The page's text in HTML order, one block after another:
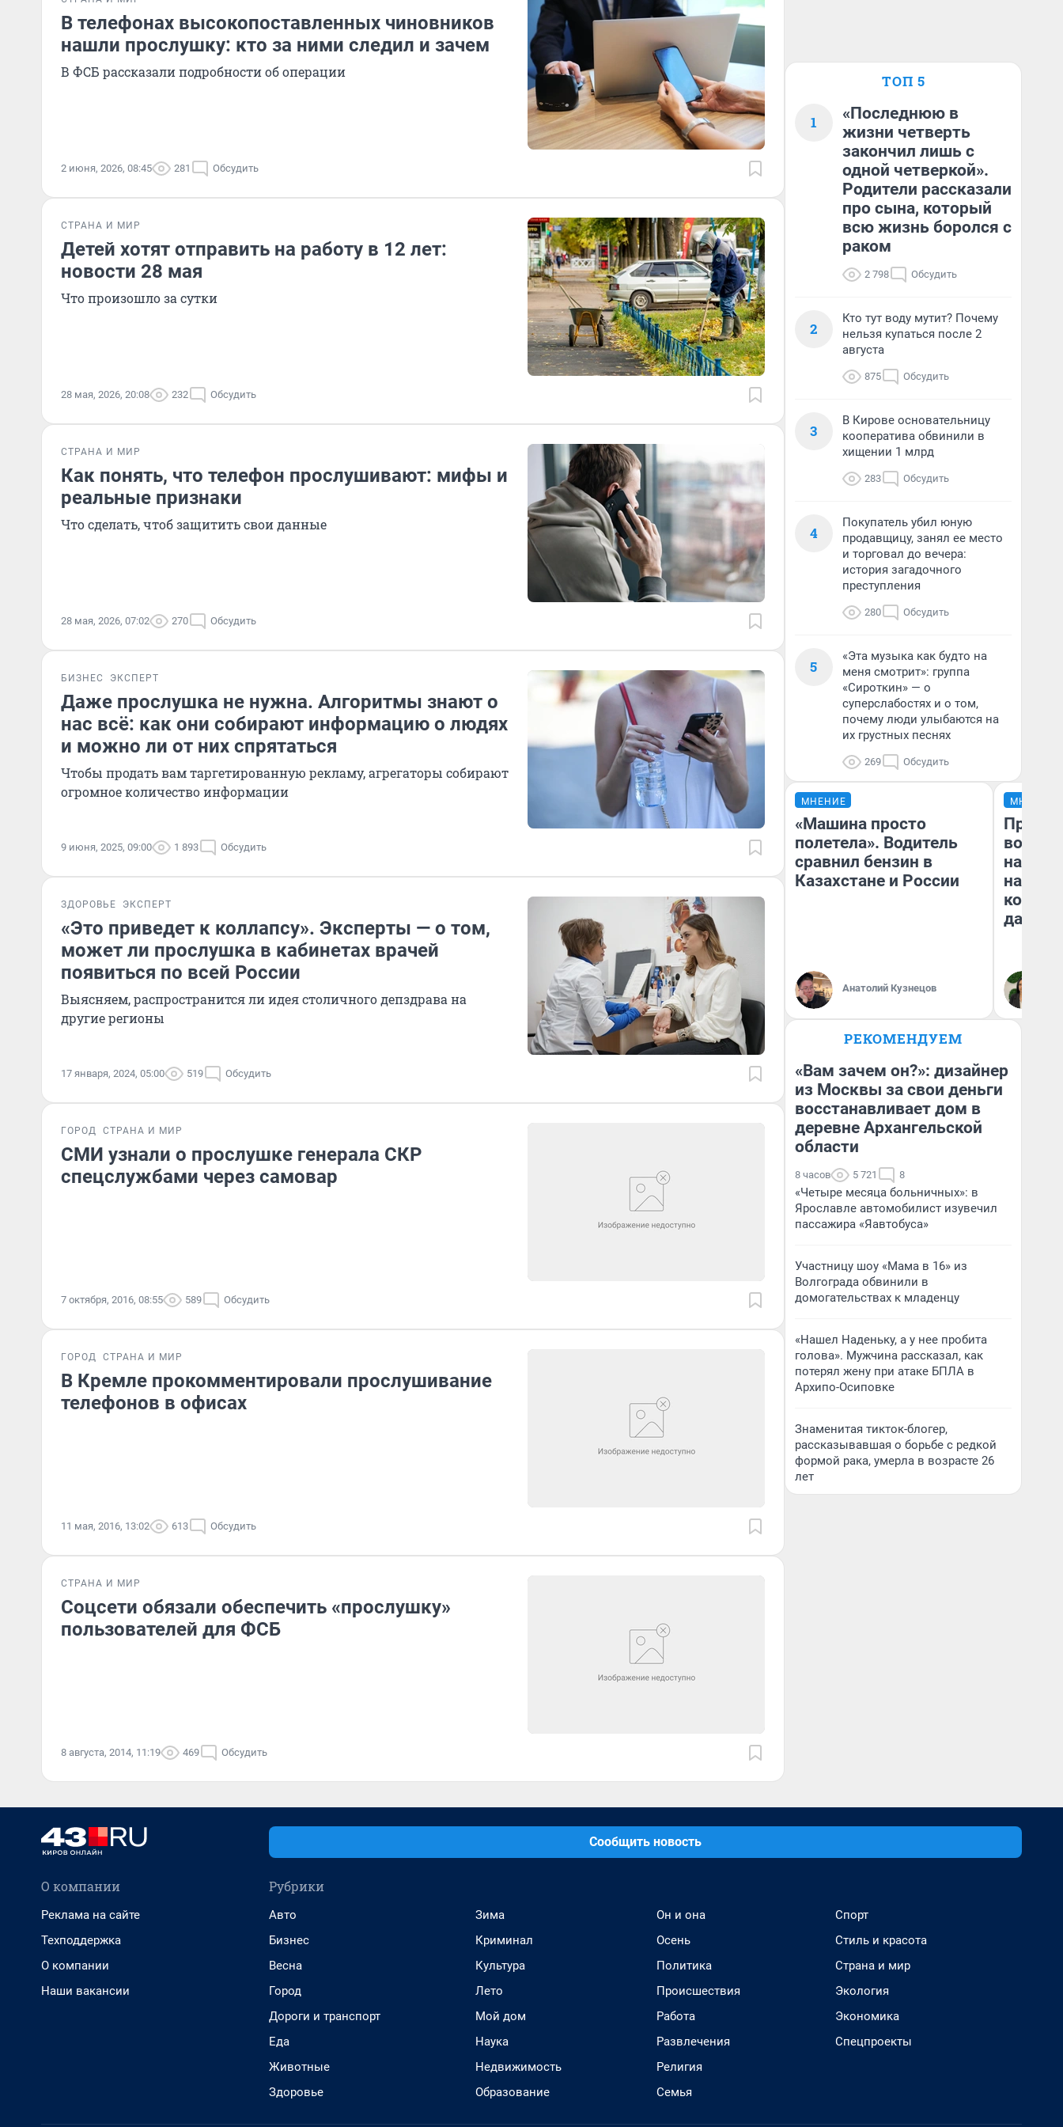
В телефонах высокопоставленных чиновников
нашли прослушку: кто за ними следил и зачем
В ФСБ рассказали подробности об операции
2 июня, 2026, 08:45 281 Обсудить
СТРАНА И МИР
Детей хотят отправить на работу в 12 лет:
новости 28 мая
Что произошло за сутки
28 мая, 2026, 20:08 232 Обсудить
СТРАНА И МИР
Как понять, что телефон прослушивают: мифы и
реальные признаки
Что сделать, чтоб защитить свои данные
28 мая, 2026, 07:02 270 Обсудить
БИЗНЕС ЭКСПЕРТ
Даже прослушка не нужна. Алгоритмы знают о
нас всё: как они собирают информацию о людях
и можно ли от них спрятаться
Чтобы продать вам таргетированную рекламу, агрегаторы собирают
огромное количество информации
9 июня, 2025, 09:00 1 893 Обсудить
ЗДОРОВЬЕ ЭКСПЕРТ
«Это приведет к коллапсу». Эксперты — о том,
может ли прослушка в кабинетах врачей
появиться по всей России
Выясняем, распространится ли идея столичного депздрава на
другие регионы
17 января, 2024, 05:00 519 Обсудить
ГОРОД СТРАНА И МИР
СМИ узнали о прослушке генерала СКР
спецслужбами через самовар
7 октября, 2016, 08:55 589 Обсудить
ГОРОД СТРАНА И МИР
В Кремле прокомментировали прослушивание
телефонов в офисах
11 мая, 2016, 13:02 613 Обсудить
СТРАНА И МИР
Соцсети обязали обеспечить «прослушку»
пользователей для ФСБ
8 августа, 2014, 11:19 469 Обсудить
ТОП 5
1
«Последнюю в
жизни четверть
закончил лишь с
одной четверкой».
Родители рассказали
про сына, который
всю жизнь боролся с
раком
2 798 Обсудить
2
Кто тут воду мутит? Почему
нельзя купаться после 2
августа
875 Обсудить
3
В Кирове основательницу
кооператива обвинили в
хищении 1 млрд
283 Обсудить
4
Покупатель убил юную
продавщицу, занял ее место
и торговал до вечера:
история загадочного
преступления
280 Обсудить
5
«Эта музыка как будто на
меня смотрит»: группа
«Сироткин» — о
суперслабостях и о том,
почему люди улыбаются на
их грустных песнях
269 Обсудить
МНЕНИЕ
«Машина просто
полетела». Водитель
сравнил бензин в
Казахстане и России
Анатолий Кузнецов
МНЕНИЕ
нам
даже
РЕКОМЕНДУЕМ
«Вам зачем он?»: дизайнер
из Москвы за свои деньги
восстанавливает дом в
деревне Архангельской
области
8 часов 5 721 8
«Четыре месяца больничных»: в
Ярославле автомобилист изувечил
пассажира «Яавтобуса»
Участницу шоу «Мама в 16» из
Волгограда обвинили в
домогательствах к младенцу
«Нашел Наденьку, а у нее пробита
голова». Мужчина рассказал, как
потерял жену при атаке БПЛА в
Архипо-Осиповке
Знаменитая тикток-блогер,
рассказывавшая о борьбе с редкой
формой рака, умерла в возрасте 26
лет
Сообщить новость
О компании
Реклама на сайте
Техподдержка
О компании
Наши вакансии
Рубрики
Авто
Бизнес
Весна
Город
Дороги и транспорт
Еда
Животные
Здоровье
Зима
Криминал
Культура
Лето
Мой дом
Наука
Недвижимость
Образование
Он и она
Осень
Политика
Происшествия
Работа
Развлечения
Религия
Семья
Спорт
Стиль и красота
Страна и мир
Экология
Экономика
Спецпроекты